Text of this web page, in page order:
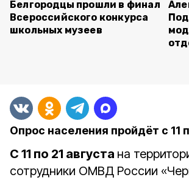
Белгородцы прошли в финал
Всероссийского конкурса
школьных музеев
Опрос населения пройдёт с 11
С 11 по 21 августа на
сотрудники ОМВД России